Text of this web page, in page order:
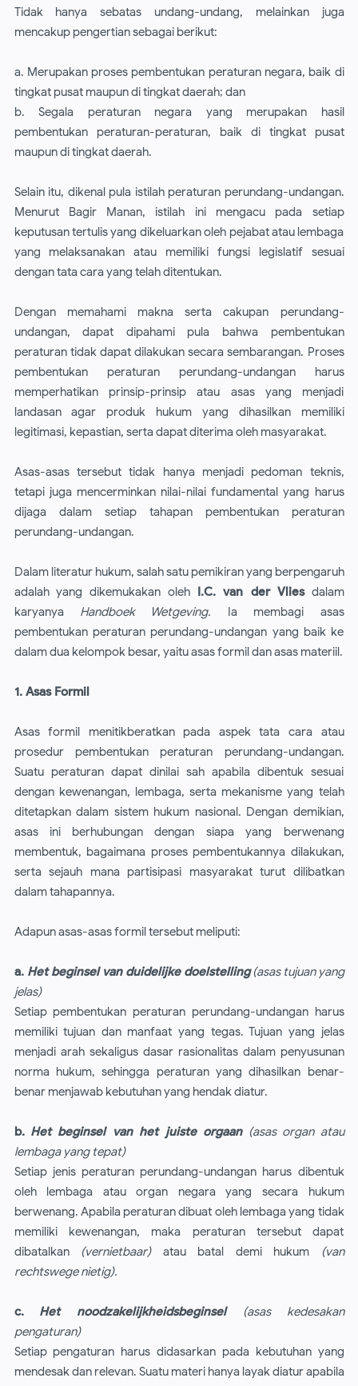
Tidak hanya sebatas undang-undang, melainkan juga
mencakup pengertian sebagai berikut:
a. Merupakan proses pembentukan peraturan negara, baik di
tingkat pusat maupun di tingkat daerah; dan
b. Segala peraturan negara yang merupakan hasil
pembentukan peraturan-peraturan, baik di tingkat pusat
maupun di tingkat daerah.
Selain itu, dikenal pula istilah peraturan perundang-undangan.
Menurut Bagir Manan, istilah ini mengacu pada setiap
keputusan tertulis yang dikeluarkan oleh pejabat atau lembaga
yang melaksanakan atau memiliki fungsi legislatif sesuai
dengan tata cara yang telah ditentukan.
Dengan memahami makna serta cakupan perundang-
undangan, dapat dipahami pula bahwa pembentukan
peraturan tidak dapat dilakukan secara sembarangan. Proses
pembentukan peraturan perundang-undangan harus
memperhatikan prinsip-prinsip atau asas yang menjadi
landasan agar produk hukum yang dihasilkan memiliki
legitimasi, kepastian, serta dapat diterima oleh masyarakat.
Asas-asas tersebut tidak hanya menjadi pedoman teknis,
tetapi juga mencerminkan nilai-nilai fundamental yang harus
dijaga dalam setiap tahapan pembentukan peraturan
perundang-undangan.
Dalam literatur hukum, salah satu pemikiran yang berpengaruh
adalah yang dikemukakan oleh I.C. van der Vliesdalam
karyanya Handboek Wetgeving. Ia membagi asas
pembentukan peraturan perundang-undangan yang baik ke
dalam dua kelompok besar, yaitu asas formil dan asas materiil.
1. Asas Formil
Asas formil menitikberatkan pada aspek tata cara atau
prosedur pembentukan peraturan perundang-undangan.
Suatu peraturan dapat dinilai sah apabila dibentuk sesuai
dengan kewenangan, lembaga, serta mekanisme yang telah
ditetapkan dalam sistem hukum nasional. Dengan demikian,
asas ini berhubungan dengan siapa yang berwenang
membentuk, bagaimana proses pembentukannya dilakukan,
serta sejauh mana partisipasi masyarakat turut dilibatkan
dalam tahapannya.
Adapun asas-asas formil tersebut meliputi:
a. Het beginsel van duidelijke doelstelling (asas tujuan yang
jelas)
Setiap pembentukan peraturan perundang-undangan harus
memiliki tujuan dan manfaat yang tegas. Tujuan yang jelas
menjadi arah sekaligus dasar rasionalitas dalam penyusunan
norma hukum, sehingga peraturan yang dihasilkan benar-
benar menjawab kebutuhan yang hendak diatur.
b. Het beginsel van het juiste orgaan (asas organ atau
lembaga yang tepat)
Setiap jenis peraturan perundang-undangan harus dibentuk
oleh lembaga atau organ negara yang secara hukum
berwenang. Apabila peraturan dibuat oleh lembaga yang tidak
memiliki kewenangan, maka peraturan tersebut dapat
dibatalkan
(vernietbaar)atau batal demi hukum
(van
rechtswege nietig).
c. Het noodzakelijkheidsbeginsel
(asas kedesakan
pengaturan)
Setiap pengaturan harus didasarkan pada kebutuhan yang
mendesak dan relevan. Suatu materi hanya layak diatur apabila